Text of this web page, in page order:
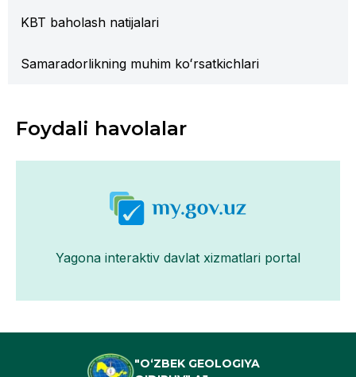
KBT baholash natijalari
Samaradorlikning muhim koʻrsatkichlari
Foydali havolalar
Yagona interaktiv davlat xizmatlari portal
"O‘ZBEK GEOLOGIYA